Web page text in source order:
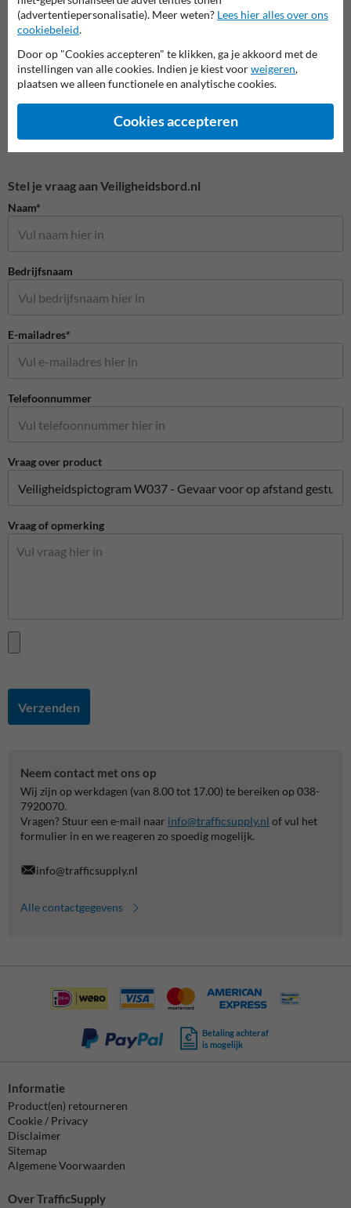
Veiligheidspictogrammen
Stel je vraag aan Veiligheidsbord.nl
Naam*
Bedrijfsnaam
E-mailadres*
Telefoonnummer
Vraag over product
Vraag of opmerking
Verzenden
Neem contact met ons op
Wij zijn op werkdagen (van 8.00 tot 17.00) te bereiken op 038-
7920070.
Vragen? Stuur een e-mail naar info@trafficsupply.nl of vul het
formulier in en we reageren zo spoedig mogelijk.
info@trafficsupply.nl
Alle contactgegevens
Betaling achteraf
is mogelijk
Informatie
Product(en) retourneren
Cookie / Privacy
Disclaimer
Sitemap
Algemene Voorwaarden
Over TrafficSupply
(advertentiepersonalisatie). Meer weten? Lees hier alles over ons
cookiebeleid.
Door op "Cookies accepteren" te klikken, ga je akkoord met de
instellingen van alle cookies. Indien je kiest voorweigeren,
plaatsen we alleen functionele en analytische cookies.
Cookies accepteren